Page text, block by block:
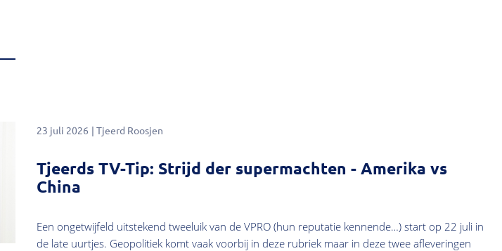
23 juli 2026 Tjeerd Roosjen
Tjeerds TV-Tip: Strijd der supermachten - Amerika vs
China
Een ongetwijfeld uitstekend tweeluik van de VPRO (hun reputatie kennende…) start op 22 juli in
de late uurtjes. Geopolitiek komt vaak voorbij in deze rubriek maar in deze twee afleveringen